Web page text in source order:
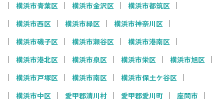
横浜市青葉区
横浜市金沢区
横浜市都筑区
横浜市西区
横浜市緑区
横浜市神奈川区
横浜市磯子区
横浜市瀬谷区
横浜市港南区
横浜市港北区
横浜市泉区 横浜市栄区
横浜市旭区
横浜市戸塚区
横浜市南区
横浜市保土ケ谷区
横浜市中区
愛甲郡清川村 愛甲郡愛川町
座間市